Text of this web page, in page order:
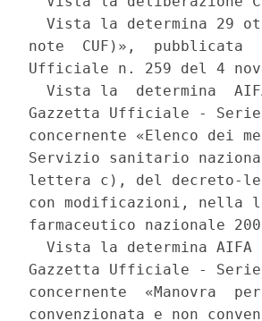
Vista la determina 29
note  CUF)»,  pubblicata
Ufficiale n. 259 del 4
Vista la  determina
Gazzetta Ufficiale -
concernente «Elenco
Servizio sanitario
lettera c), del decreto-
con modificazioni, nella
farmaceutico nazionale
Vista la determina AIFA
Gazzetta Ufficiale -
concernente  «Manovra
convenzionata e non